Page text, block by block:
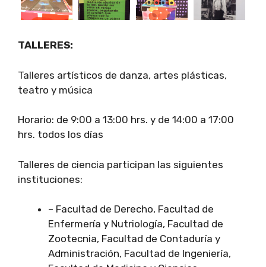
TALLERES:
Talleres artísticos de danza, artes plásticas,
teatro y música
Horario: de 9:00 a 13:00 hrs. y de 14:00 a 17:00
hrs. todos los días
Talleres de ciencia participan las siguientes
instituciones:
– Facultad de Derecho, Facultad de
Enfermería y Nutriología, Facultad de
Zootecnia, Facultad de Contaduría y
Administración, Facultad de Ingeniería,